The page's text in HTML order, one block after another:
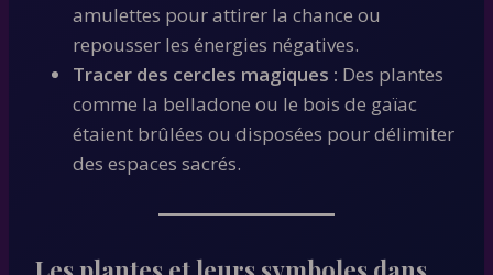
amulettes pour attirer la chance ou
repousser les énergies négatives.
Tracer des cercles magiques : Des plantes
comme la belladone ou le bois de gaïac
étaient brûlées ou disposées pour délimiter
des espaces sacrés.